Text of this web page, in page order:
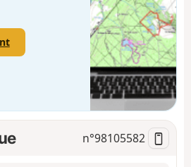
n°98105582